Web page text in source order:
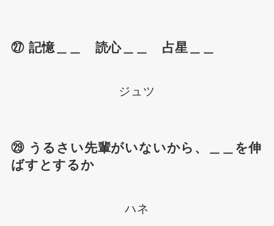
㉗ 記憶＿＿ 読心＿＿ 占星＿＿
ジュツ
㉙ うるさい先輩がいないから、＿＿を伸
ばすとするか
ハネ